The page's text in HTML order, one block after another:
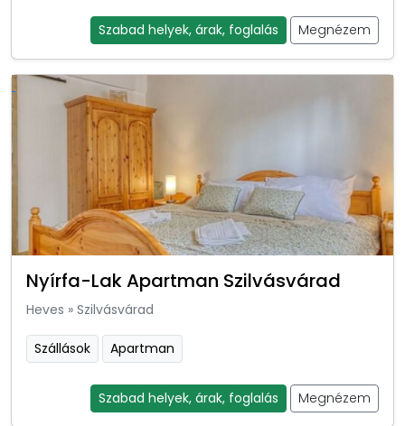
Szabad helyek, árak, foglalás Megnézem
Nyírfa-Lak Apartman Szilvásvárad
Heves » Szilvásvárad
Szállások Apartman
Szabad helyek, árak, foglalás Megnézem